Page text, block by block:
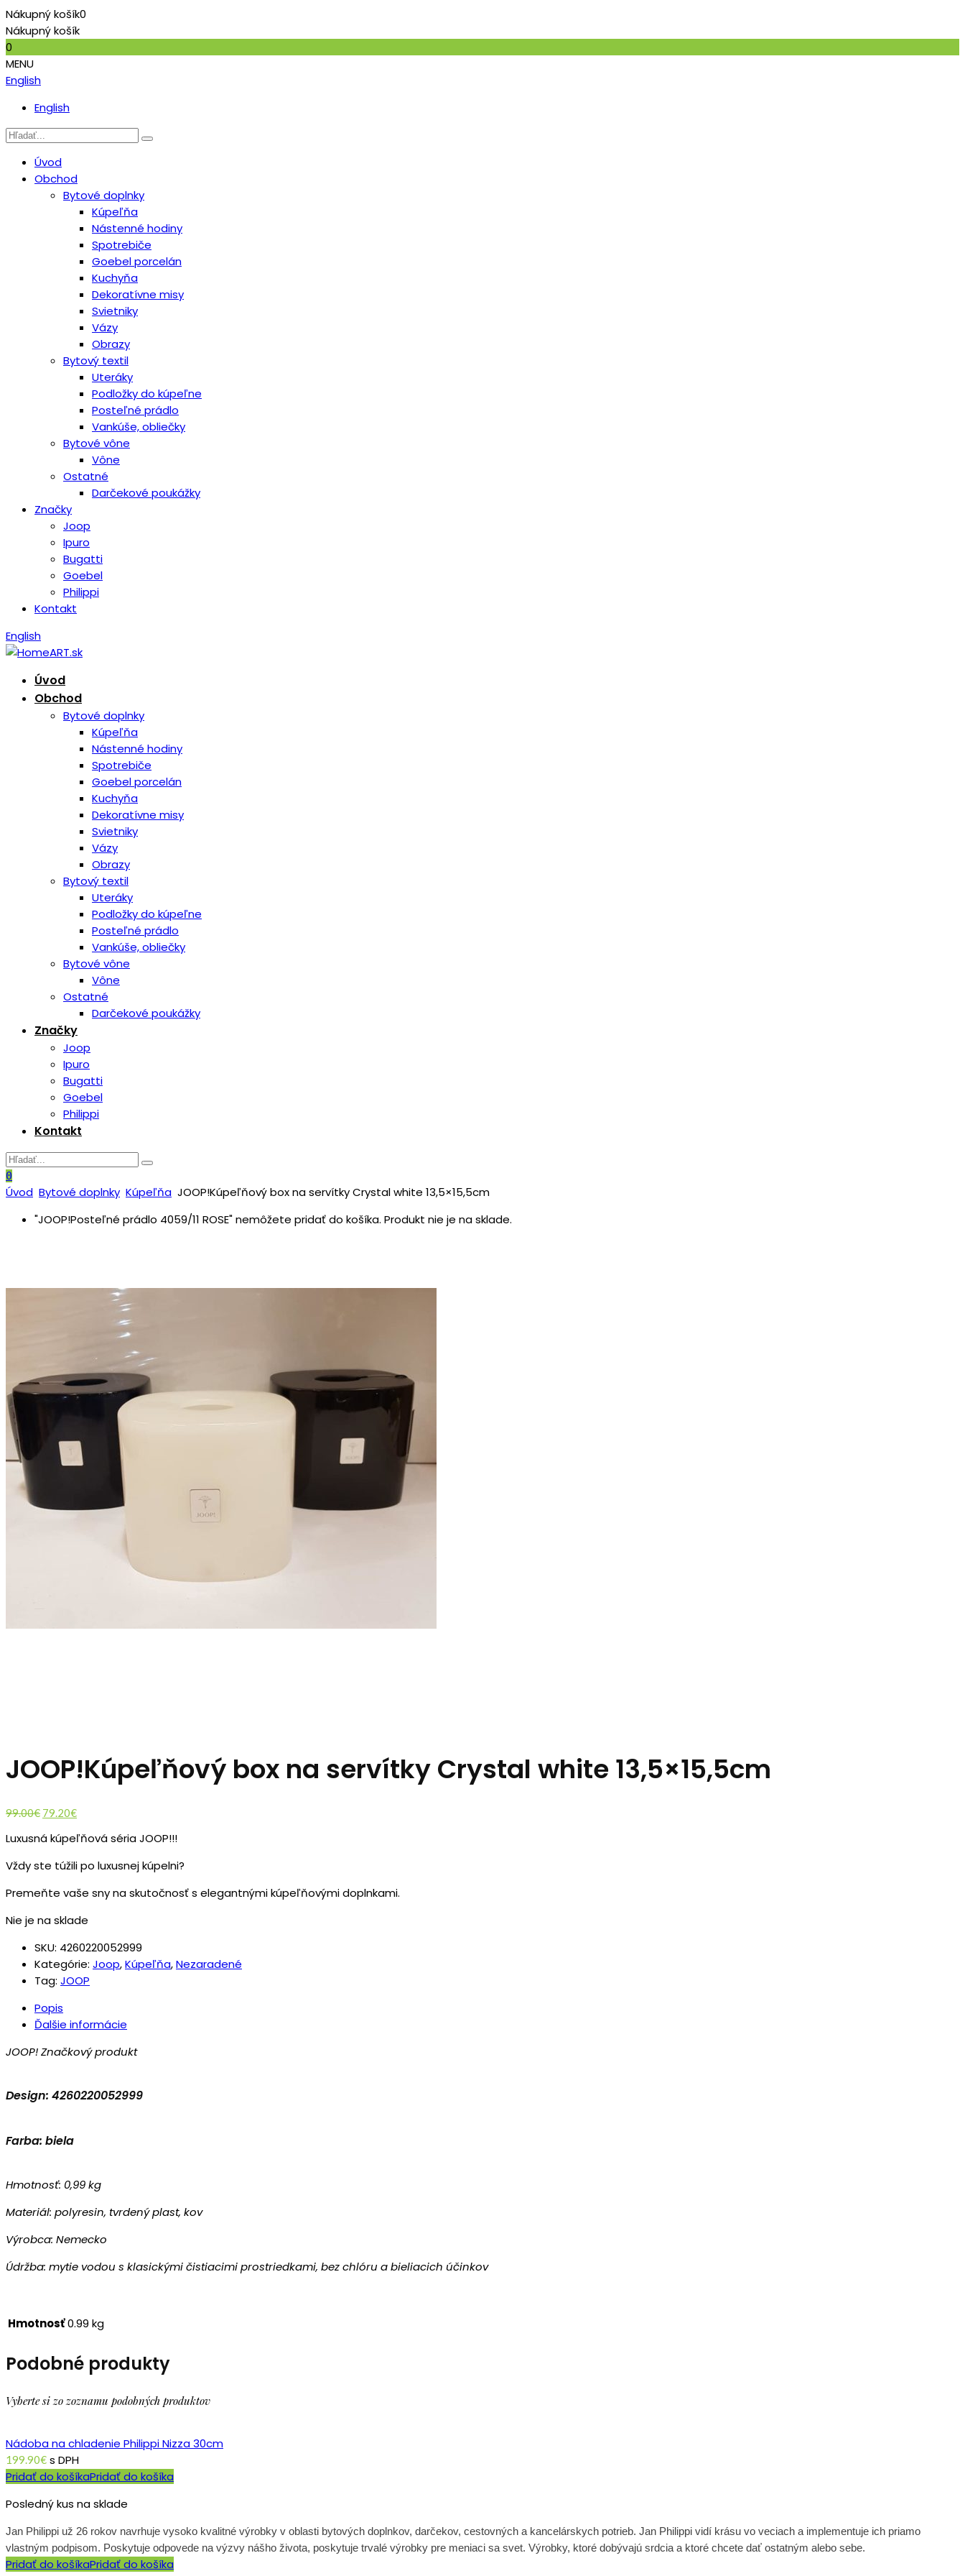
Nákupný košík0
Nákupný košík
0
MENU
English
English
Úvod
Obchod
Bytové doplnky
Kúpeľňa
Nástenné hodiny
Spotrebiče
Goebel porcelán
Kuchyňa
Dekoratívne misy
Svietniky
Vázy
Obrazy
Bytový textil
Uteráky
Podložky do kúpeľne
Posteľné prádlo
Vankúše, obliečky
Bytové vône
Vône
Ostatné
Darčekové poukážky
Značky
Joop
Ipuro
Bugatti
Goebel
Philippi
Kontakt
English
Úvod
Obchod
Bytové doplnky
Kúpeľňa
Nástenné hodiny
Spotrebiče
Goebel porcelán
Kuchyňa
Dekoratívne misy
Svietniky
Vázy
Obrazy
Bytový textil
Uteráky
Podložky do kúpeľne
Posteľné prádlo
Vankúše, obliečky
Bytové vône
Vône
Ostatné
Darčekové poukážky
Značky
Joop
Ipuro
Bugatti
Goebel
Philippi
Kontakt
0
Úvod Bytové doplnky Kúpeľňa JOOP!Kúpeľňový box na servítky Crystal white 13,5×15,5cm
"JOOP!Posteľné prádlo 4059/11 ROSE" nemôžete pridať do košíka. Produkt nie je na sklade.
JOOP!Kúpeľňový box na servítky Crystal white 13,5×15,5cm
99.00€ Original
was:
79.20€Current
is:
Luxusná kúpeľňová séria JOOP!!!
Vždy ste túžili po luxusnej kúpelni?
Premeňte vaše sny na skutočnosť s elegantnými kúpeľňovými doplnkami.
Nie je na sklade
SKU: 4260220052999
Kategórie: Joop,Kúpeľňa,Nezaradené
Tag: JOOP
Popis
Ďalšie informácie
JOOP! Značkový produkt
Design: 4260220052999
Farba: biela
Hmotnosť: 0,99 kg
Materiál: polyresin, tvrdený plast, kov
Výrobca: Nemecko
Údržba: mytie vodou s klasickými čistiacimi prostriedkami, bez chlóru a bieliacich účinkov
Hmotnosť0.99 kg
Podobné produkty
Vyberte si zo zoznamu podobných produktov
Nádoba na chladenie Philippi Nizza 30cm
199.90€ s DPH
Pridať do košíkaPridať do košíka
Posledný kus na sklade
Jan Philippi už 26 rokov navrhuje vysoko kvalitné výrobky v oblasti bytových doplnkov, darčekov, cestovných a kancelárskych potrieb. Jan Philippi vidí krásu vo veciach a implementuje ich priamo
vlastným podpisom. Poskytuje odpovede na výzvy nášho života, poskytuje trvalé výrobky pre meniaci sa svet. Výrobky, ktoré dobývajú srdcia a ktoré chcete dať ostatným alebo sebe.
Pridať do košíkaPridať do košíka